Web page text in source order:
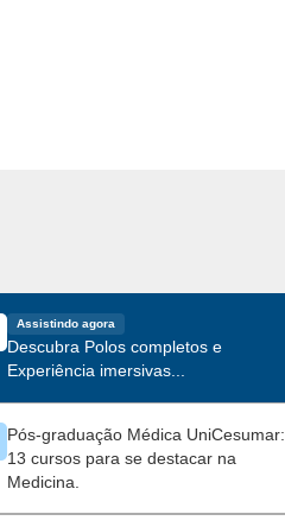
Assistindo agora
Descubra Polos completos e
Experiência imersivas...
Pós-graduação Médica UniCesumar:
13 cursos para se destacar na
Medicina.